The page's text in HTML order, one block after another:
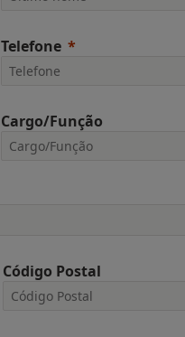
Telefone
Cargo/Função
Código Postal